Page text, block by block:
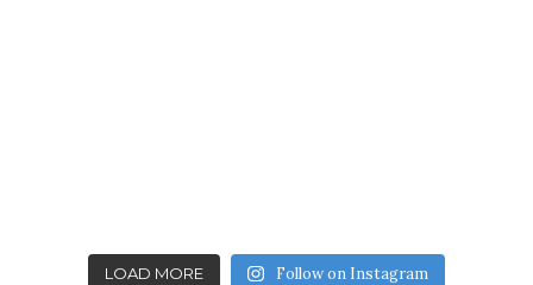
LOAD MORE Follow on Instagram